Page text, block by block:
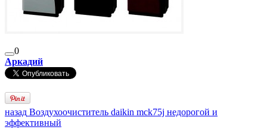
0
Аркадий
назад Воздухоочиститель daikin mck75j недорогой и
эффективный